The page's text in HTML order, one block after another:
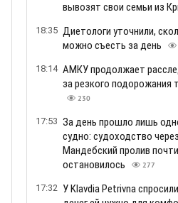
вывозят свои семьи из
18:35 Диетологи уточнили,
можно съесть за день
18:14 АМКУ продолжает
за резкого подорожания
230
17:53 За день прошло лишь
судно: судоходство
Мандебский пролив
остановилось
277
17:32 У Klavdia Petrivna